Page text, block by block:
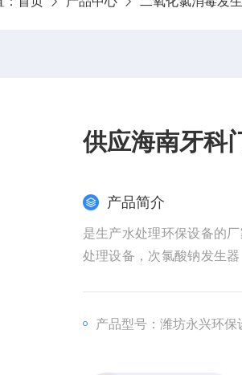
供应海南牙科
产品简介
是生产水处理环保设备的
处理设备，次氯酸钠发生
产品型号：潍坊永兴环保